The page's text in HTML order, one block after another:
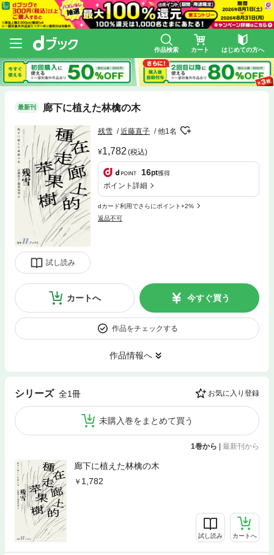
作品検索 カート はじめての方へ
最新刊 廊下に植えた林檎の木
試し読み
残雪 近藤直子 他1名
1,782 (税込)
16pt獲得
ポイント詳細
dカード利用でさらにポイント+2%
返品不可
カートへ 今すぐ買う
作品をチェックする
作品情報へ
シリーズ 全1冊 お気に入り登録
未購入巻をまとめて買う
1巻から | 最新刊から
廊下に植えた林檎の木
1,782
試し読み カートへ